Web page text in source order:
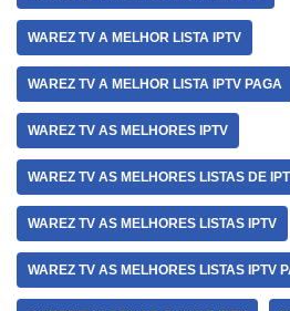
WAREZ TV A MELHOR LISTA IPTV
WAREZ TV A MELHOR LISTA IPTV PAGA
WAREZ TV AS MELHORES IPTV
WAREZ TV AS MELHORES LISTAS DE
WAREZ TV AS MELHORES LISTAS IPTV
WAREZ TV AS MELHORES LISTAS IPTV